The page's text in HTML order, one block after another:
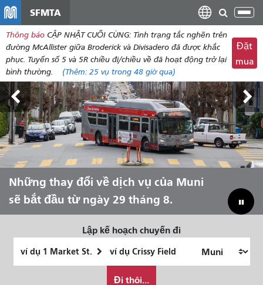
dung
SFMTA
Thông báo CẬP NHẬT CUỐI CÙNG: Tình trạng tắc nghẽn trên
đường McAllister giữa Broderick và Divisadero đã được khắc
phục. Tuyến số 5 và 5R chiều đi/chiều về đã hoạt động trở lại
bình thường.
(Thêm: 25 vụ trong 48 giờ qua)
Đặt
mua
Triển lãm Outside Lands, ngày 7-9
tháng 8.
Những thay đổi về dịch vụ của Muni
sẽ bắt đầu từ ngày 29 tháng 8.
Hãy để Muni đưa bạn trải nghiệm
mùa hè!
Thu hẹp khoảng cách ngân sách để
cứu Muni
Lập kế hoạch chuyến đi
Đi thôi...